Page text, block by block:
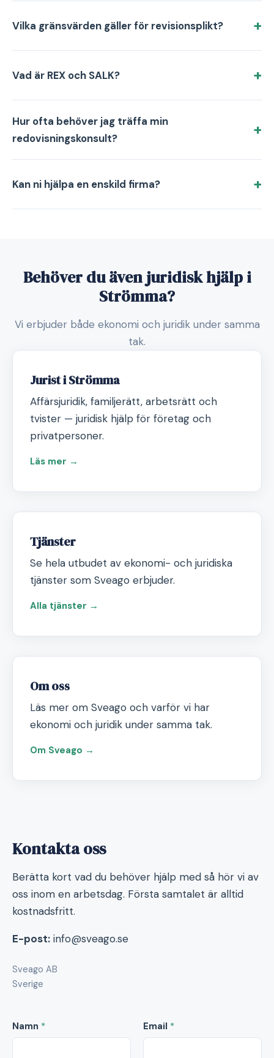
Vilka gränsvärden gäller för revisionsplikt?
Vad är REX och SALK?
Hur ofta behöver jag träffa min
redovisningskonsult?
Kan ni hjälpa en enskild firma?
Behöver du även juridisk hjälp i
Strömma?
Vi erbjuder både ekonomi och juridik under samma
tak.
Jurist i Strömma
Affärsjuridik, familjerätt, arbetsrätt och
tvister — juridisk hjälp för företag och
privatpersoner.
Läs mer →
Tjänster
Se hela utbudet av ekonomi- och juridiska
tjänster som Sveago erbjuder.
Alla tjänster →
Om oss
Läs mer om Sveago och varför vi har
ekonomi och juridik under samma tak.
Om Sveago →
Kontakta oss
Berätta kort vad du behöver hjälp med så hör vi av
oss inom en arbetsdag. Första samtalet är alltid
kostnadsfritt.
E-post: info@sveago.se
Sveago AB
Sverige
Namn * Email *